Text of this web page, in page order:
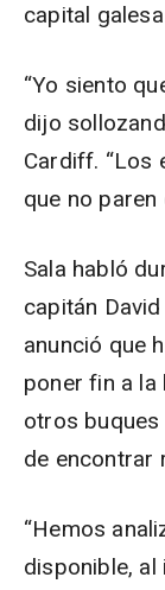
capital
“Yo siento
dijo
Cardiff. “Los
que no paren
Sala habló
capitán
anunció que
poner fin a la
otros buques
de encontrar
“Hemos
disponible,